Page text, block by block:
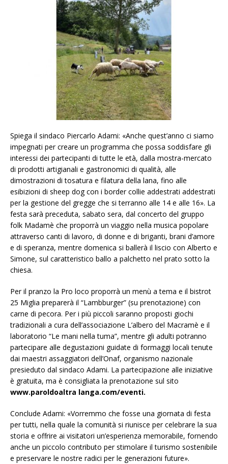
Spiega il sindaco Piercarlo Adami: «Anche quest’anno ci siamo
impegnati per creare un programma che possa soddisfare gli
interessi dei partecipanti di tutte le età, dalla mostra-mercato
di prodotti artigianali e gastronomici di qualità, alle
dimostrazioni di tosatura e filatura della lana, fino alle
esibizioni di sheep dogcon i border collie addestrati addestrati
per la gestione del gregge che si terranno alle 14 e alle 16». La
festa sarà preceduta, sabato sera, dal concerto del gruppo
folk Madamè che proporrà un viaggio nella musica popolare
attraverso canti di lavoro, di donne e di briganti, brani d’amore
e di speranza, mentre domenica si ballerà il liscio con Alberto e
Simone, sul caratteristico ballo a palchetto nel prato sotto la
chiesa.
Per il pranzo la Pro loco proporrà un menù a tema e il bistrot
25 Miglia preparerà il “Lambburger” (su prenotazione) con
carne di pecora. Per i più piccoli saranno proposti giochi
tradizionali a cura dell’associazione L’albero del Macramè e il
laboratorio “Le mani nella tuma”, mentre gli adulti potranno
partecipare alle degustazioni guidate di formaggi locali tenute
dai maestri assaggiatori dell’Onaf, organismo nazionale
presieduto dal sindaco Adami. La partecipazione alle iniziative
è gratuita, ma è consigliata la prenotazione sul sito
www.paroldoaltra langa.com/eventi.
Conclude Adami: «Vorremmo che fosse una giornata di festa
per tutti, nella quale la comunità si riunisce per celebrare la sua
storia e offrire ai visitatori un’esperienza memorabile, fornendo
anche un piccolo contributo per stimolare il turismo sostenibile
e preservare le nostre radici per le generazioni future».